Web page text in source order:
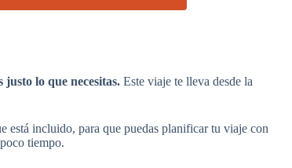
lo que necesitas. Este viaje te lleva desde la
está incluido, para que puedas planificar tu viaje con
tiempo.